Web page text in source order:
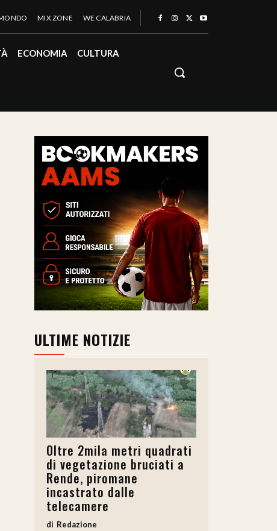
MIX ZONE WE CALABRIA
ECONOMIA CULTURA
ULTIME NOTIZIE
Oltre 2mila metri quadrati
di vegetazione bruciati a
Rende, piromane
incastrato dalle
telecamere
Redazione